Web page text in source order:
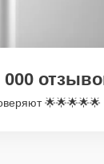
000
🌟🌟🌟🌟🌟